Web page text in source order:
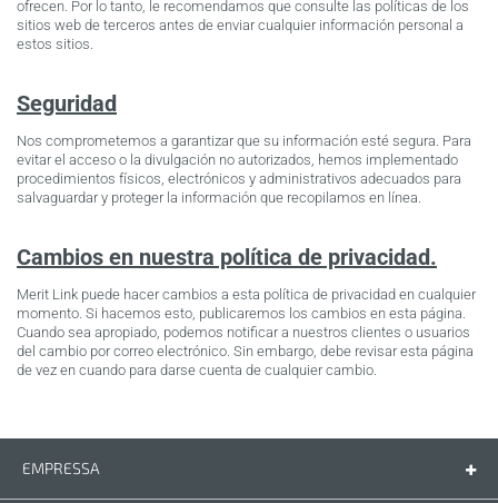
ofrecen. Por lo tanto, le recomendamos que consulte las políticas de los
sitios web de terceros antes de enviar cualquier información personal a
estos sitios.
Seguridad
Nos comprometemos a garantizar que su información esté segura. Para
evitar el acceso o la divulgación no autorizados, hemos implementado
procedimientos físicos, electrónicos y administrativos adecuados para
salvaguardar y proteger la información que recopilamos en línea.
Cambios en nuestra política de privacidad.
Merit Link puede hacer cambios a esta política de privacidad en cualquier
momento. Si hacemos esto, publicaremos los cambios en esta página.
Cuando sea apropiado, podemos notificar a nuestros clientes o usuarios
del cambio por correo electrónico. Sin embargo, debe revisar esta página
de vez en cuando para darse cuenta de cualquier cambio.
EMPRESSA